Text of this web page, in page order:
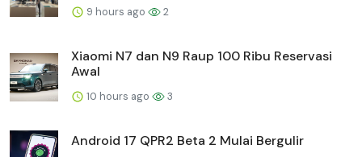
9 hours ago 2
Xiaomi N7 dan N9 Raup 100 Ribu Reservasi
Awal
10 hours ago 3
Android 17 QPR2 Beta 2 Mulai Bergulir